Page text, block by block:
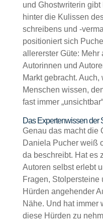
und Ghostwriterin
hinter die Kulissen
schreibens und -
positioniert sich
allererster Güte:
Autorinnen und
Markt gebracht.
Menschen wissen,
fast immer
Das Expertenwissen der
Genau das macht die
Daniela Pucher weiß
da beschreibt. Hat es
Autoren selbst erlebt
Fragen, Stolpersteine
Hürden angehender
Nähe. Und hat immer
diese Hürden zu